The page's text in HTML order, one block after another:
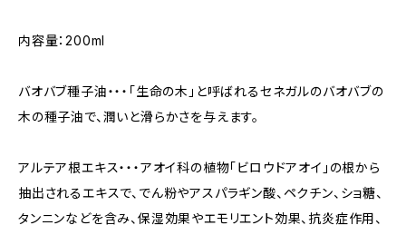
内容量：200ml
バオバブ種子油・・・「生命の木」と呼ばれるセネガルのバオバブの
木の種子油で、潤いと滑らかさを与えます。
アルテア根エキス・・・アオイ科の植物「ビロウドアオイ」の根から
抽出されるエキスで、でん粉やアスパラギン酸、ペクチン、ショ糖、
タンニンなどを含み、保湿効果やエモリエント効果、抗炎症作用、